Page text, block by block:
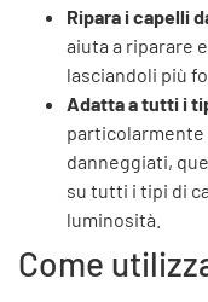
Ripara i capelli
aiuta a riparare
lasciandoli più
Adatta a tutti i
danneggiati,
su tutti i tipi di
luminosità.
Come